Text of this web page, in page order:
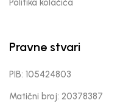
Politika kolačića
Pravne stvari
PIB: 105424803
Matični broj: 20378387